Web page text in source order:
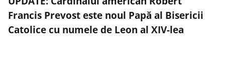
Francis Prevost este noul Papă al Bisericii
Catolice cu numele de Leon al XIV-lea